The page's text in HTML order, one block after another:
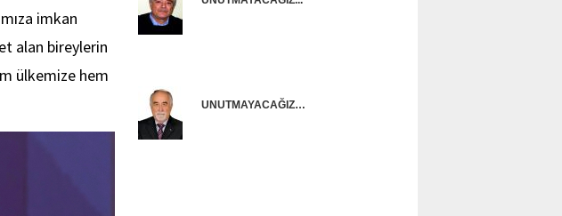
imkan
alan bireylerin
ülkemize hem
UNUTMAYACAĞIZ…